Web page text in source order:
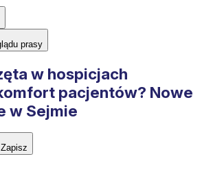
prasy
w hospicjach
pacjentów? Nowe
w Sejmie
Zapisz